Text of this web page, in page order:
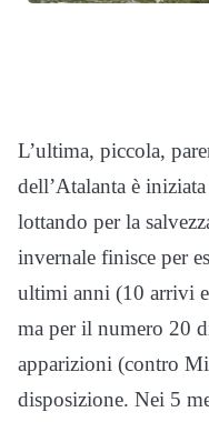
L’ultima, piccola,
dell’Atalanta è
lottando per la
invernale finisce per
ultimi anni (10 arrivi
ma per il numero 20
apparizioni (contro
disposizione. Nei 5